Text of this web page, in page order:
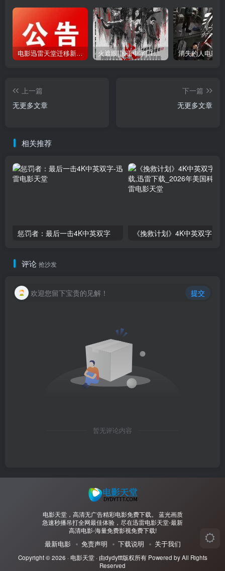
电影迅雷天堂迁移新服务器,正常更新，维护完毕! 火遮眼[国语中字].The.Furious.2026.1080p+2160p高清下载
上一篇
无更多文章
下一篇
无更多文章
相关推荐
惩罚者：最后一击4K中英双字
评论 抢沙发
欢迎您留下宝贵的见解！ 提交
暂无评论内容
电影天堂，高清无广告精彩电影免费下载。 蓝光画质
急速秒播吊打全网最佳体验，尽在迅雷电影天堂-最新
高清电影-海量免费影视免费下载!
最新电影 免责声明 下载说明 关于我们
Copyright © 2026 · 电影天堂· 由dydyttt版权所有 Powered by All Rights
Reserved